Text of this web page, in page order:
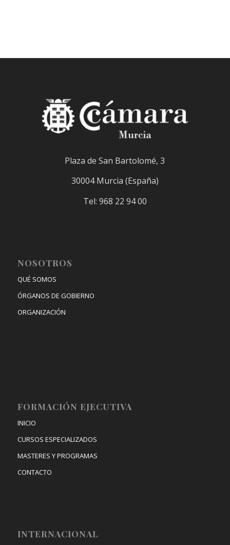
Plaza de San Bartolomé, 3
30004 Murcia (España)
Tel: 968 22 94 00
NOSOTROS
QUÉ SOMOS
ÓRGANOS DE GOBIERNO
ORGANIZACIÓN
FORMACIÓN EJECUTIVA
INICIO
CURSOS ESPECIALIZADOS
MASTERES Y PROGRAMAS
CONTACTO
INTERNACIONAL